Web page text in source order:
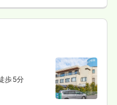
歩5分